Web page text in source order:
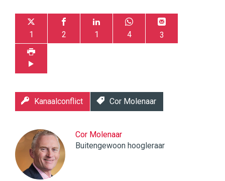
1 2 1 4 3
Kanaalconflict Cor Molenaar
Cor Molenaar
Buitengewoon hoogleraar